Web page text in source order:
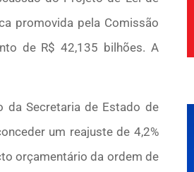
promovida pela Comissão
de R$ 42,135 bilhões. A
da Secretaria de Estado de
um reajuste de 4,2%
orçamentário da ordem de